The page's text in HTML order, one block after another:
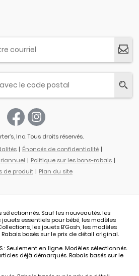
Inc. Tous droits réservés.
Énoncés de confidentialité
Politique sur les bons-rabais
de produit
Plan du site
sélectionnés. Sauf les nouveautés. les
essentiels pour bébé, les modèles
les jouets B’Gosh, les modèles
basés sur le prix de détail original.
: Seulement en ligne. Modèles sélectionnés.
déjà démarqués. Rabais basés sur le